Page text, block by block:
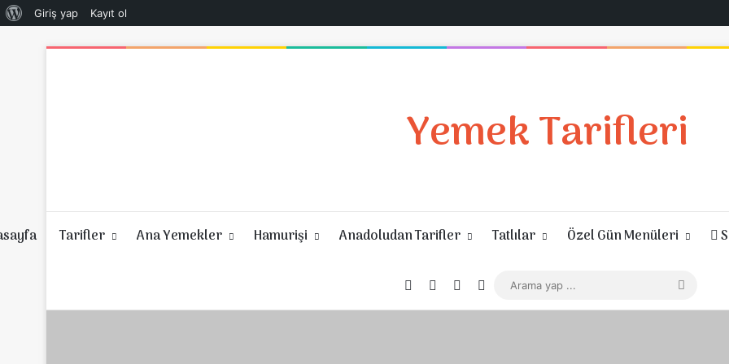
WordPress
Giriş yap Kayıt ol
Yemek Tarifleri
Tarifler Ana Yemekler Hamurişi Anadoludan Tarifler Tatlılar Özel Gün Menüleri
Giriş YapRastgele Makale
Kenar Bölmesi
Dış görünümü değiştir
yap